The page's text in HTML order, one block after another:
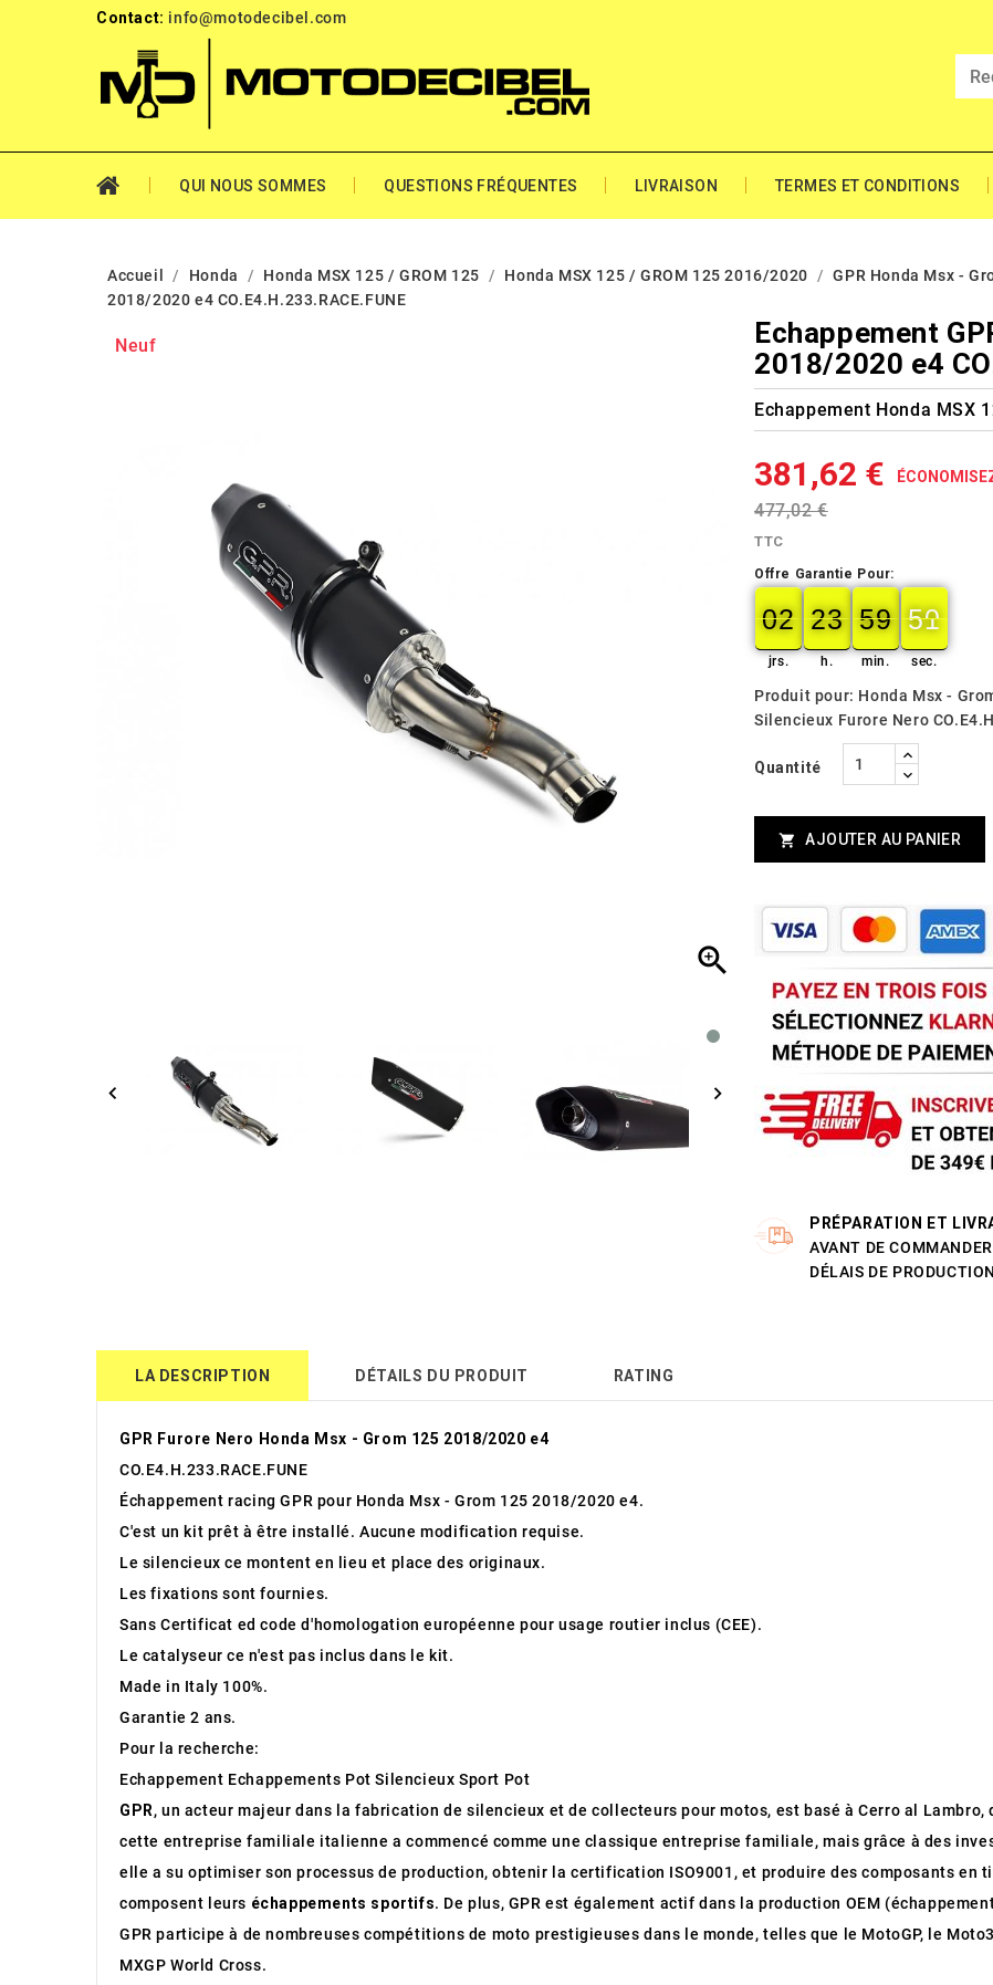
Contact: info@motodecibel.com
QUI NOUS SOMMES QUESTIONS FRÉQUENTES LIVRAISON TERMES ET CONDITIONS
Accueil Honda Honda MSX 125 / GROM 125 Honda MSX 125 / GROM 125 2016/2020
GPR Honda Msx -
2018/2020 e4 CO.E4.H.233.RACE.FUNE
Neuf

Echappement
2018/2020 e4
Echappement Honda MSX
381,62 €
477,02 €
TTC
Offre Garantie Pour:
02
02
00
jrs.
23
23
00
h.
59
59
00
min.
49
49
50
sec.
Produit pour: Honda Msx -
Silencieux Furore Nero
Quantité
 AJOUTER AU PANIER
PRÉPARATION ET
AVANT DE
DÉLAIS DE
LA DESCRIPTION DÉTAILS DU PRODUIT RATING
GPR Furore Nero Honda Msx - Grom 125 2018/2020 e4
CO.E4.H.233.RACE.FUNE
Échappement racing GPR pour Honda Msx - Grom 125 2018/2020 e4.
C'est un kit prêt à être installé. Aucune modification requise.
Le silencieux ce montent en lieu et place des originaux.
Les fixations sont fournies.
Sans Certificat ed code d'homologation européenne pour usage routier inclus (CEE).
Le catalyseur ce n'est pas inclus dans le kit.
Made in Italy 100%.
Garantie 2 ans.
Pour la recherche:
Echappement Echappements Pot Silencieux Sport Pot
GPR, un acteur majeur dans la fabrication de silencieux et de collecteurs pour motos, est basé à Cerro al
cette entreprise familiale italienne a commencé comme une classique entreprise familiale, mais grâce à des
elle a su optimiser son processus de production, obtenir la certification ISO9001, et produire des composants en
composent leurs échappements sportifs. De plus, GPR est également actif dans la production OEM
GPR participe à de nombreuses compétitions de moto prestigieuses dans le monde, telles que le MotoGP, le
MXGP World Cross.